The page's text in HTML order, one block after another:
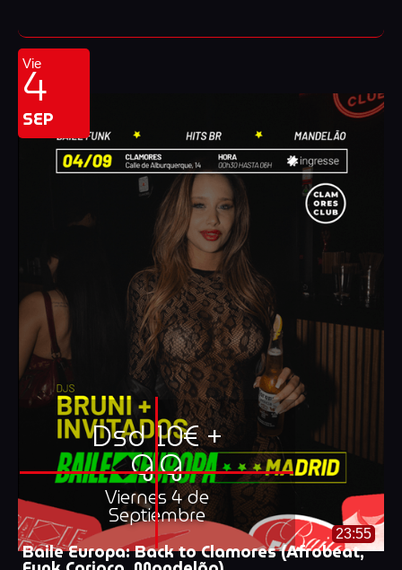
Vie
4
SEP
Dsd 10€ +
G.G
Viernes 4 de
Septiembre
23:55
Baile Europa: Back to Clamores (Afrobeat,